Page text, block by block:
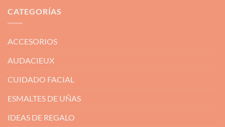
CATEGORÍAS
ACCESORIOS
AUDACIEUX
CUIDADO FACIAL
ESMALTES DE UÑAS
IDEAS DE REGALO